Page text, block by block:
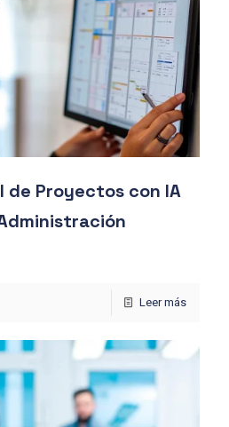
de Proyectos con IA
Leer más